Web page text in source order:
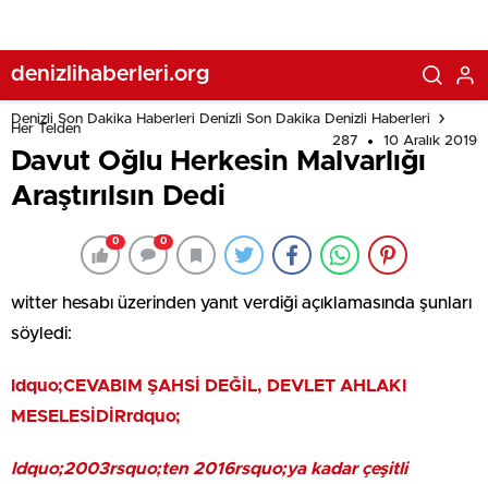
denizlihaberleri.org
Denizli Son Dakika Haberleri Denizli Son Dakika Denizli Haberleri
Her Telden
287
10 Aralık 2019
Davut Oğlu Herkesin Malvarlığı
Araştırılsın Dedi
0 0
witter hesabı üzerinden yanıt verdiği açıklamasında şunları
söyledi:
ldquo;CEVABIM ŞAHSİ DEĞİL, DEVLET AHLAKI
MESELESİDİRrdquo;
ldquo;2003rsquo;ten 2016rsquo;ya kadar çeşitli